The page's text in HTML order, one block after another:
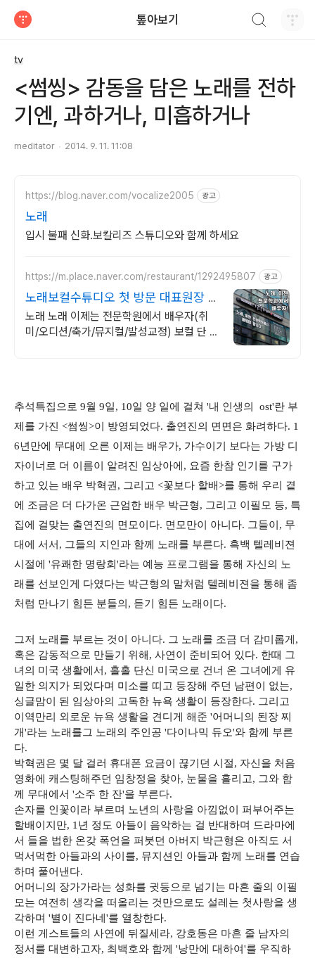
톺아보기
tv
<썸씽> 감동을 담은 노래를 전하
기엔, 과하거나, 미흡하거나
meditator 2014. 9. 11. 11:08
https://blog.naver.com/vocalize2005 광고
노래
입시 불패 신화.보칼리즈 스튜디오와 함께 하세요
https://m.place.naver.com/restaurant/1292495807 광고
노래보컬수튜디오 첫 방문 대표원장 무
료레슨
노래 노래 이제는 전문학원에서 배우자(취
미/오디션/축가/뮤지컬/발성교정) 보컬 단 한
추석특집으로 9월 9일, 10일 양 일에 걸쳐 '내 인생의 ost'란 부
제를 가진 <썸씽>이 방영되었다. 출연진의 면면은 화려하다. 1
6년만에 무대에 오른 이제는 배우가, 가수이기 보다는 가방 디
자이너로 더 이름이 알려진 임상아에, 요즘 한참 인기를 구가
하고 있는 배우 박혁권, 그리고 <꽃보다 할배>를 통해 우리 곁
에 조금은 더 다가온 근엄한 배우 박근형, 그리고 이필모 등, 특
집에 걸맞는 출연진의 면모이다. 면모만이 아니다. 그들이, 무
대에 서서, 그들의 지인과 함께 노래를 부른다. 흑백 텔레비젼
시절에 '유쾌한 명랑회'라는 예능 프로그램을 통해 자신의 노
래를 선보인게 다였다는 박근형의 말처럼 텔레비젼을 통해 좀
처럼 만나기 힘든 분들의, 듣기 힘든 노래이다.
그저 노래를 부르는 것이 아니다. 그 노래를 조금 더 감미롭게,
혹은 감동적으로 만들기 위해, 사연이 준비되어 있다. 한때 그
녀의 미국 생활에서, 홀홀 단신 미국으로 건너 온 그녀에게 유
일한 의지가 되었다며 미소를 띠고 등장해 주던 남편이 없는,
싱글맘이 된 임상아의 고독한 뉴욕 생활이 등장한다. 그리고
이역만리 외로운 뉴욕 생활을 견디게 해준 '어머니의 된장 찌
개'라는 노래를그 노래의 주인공 '다이나믹 듀오'와 함께 부른
다.
박혁권은 몇 달 걸러 휴대폰 요금이 끊기던 시절, 자신을 처음
영화에 캐스팅해주던 임창정을 찾아, 눈물을 흘리고, 그와 함
께 무대에서 '소주 한 잔'을 부른다.
손자를 인꽃이라 부르며 노년의 사랑을 아낌없이 퍼부어주는
할배이지만, 1년 정도 아들이 음악하는 걸 반대하며 드라마에
서 들을 법한 온갖 폭언을 퍼붓던 아버지 박근형은 아직도 서
먹서먹한 아들과의 사이를, 뮤지션인 아들과 함께 노래를 연습
하며 풀어낸다.
어머니의 장가가라는 성화를 귓등으로 넘기는 마흔 줄의 이필
모는 여전히 생각을 떠올리는 것만으로도 설레는 첫사랑을 생
각하며 '별이 진다네'를 열창한다.
이런 게스트들의 사연에 뒤질세라, 강호동은 마흔 줄 남자의
정서를 대변하고자, 최백호와 함께 '낭만에 대하여'를 우직하